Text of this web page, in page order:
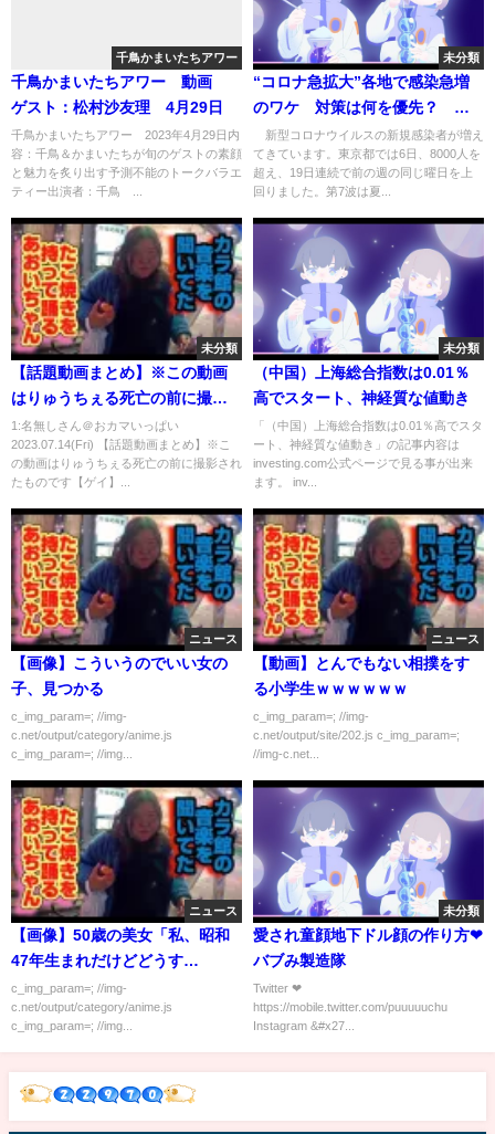
千鳥かまいたちアワー
千鳥かまいたちアワー 動画
ゲスト：松村沙友理 4月29日
千鳥かまいたちアワー 2023年4月29日内
容：千鳥＆かまいたちが旬のゲストの素顔
と魅力を炙り出す予測不能のトークバラエ
ティー出演者：千鳥 ...
未分類
“コロナ急拡大”各地で感染急増
のワケ 対策は何を優先？ 専
門家が解説(2022年7月6日)
新型コロナウイルスの新規感染者が増え
てきています。東京都では6日、8000人を
超え、19日連続で前の週の同じ曜日を上
回りました。第7波は夏...
未分類
【話題動画まとめ】※この動画
はりゅうちぇる死亡の前に撮影
されたものです【ゲイ】【tiktok
まとめ】
1:名無しさん＠おカマいっぱい
2023.07.14(Fri) 【話題動画まとめ】※こ
の動画はりゅうちぇる死亡の前に撮影され
たものです【ゲイ】...
未分類
（中国）上海総合指数は0.01％
高でスタート、神経質な値動き
「（中国）上海総合指数は0.01％高でスタ
ート、神経質な値動き」の記事内容は
investing.com公式ページで見る事が出来
ます。 inv...
ニュース
【画像】こういうのでいい女の
子、見つかる
c_img_param=; //img-
c.net/output/category/anime.js
c_img_param=; //img...
ニュース
【動画】とんでもない相撲をす
る小学生ｗｗｗｗｗｗ
c_img_param=; //img-
c.net/output/site/202.js c_img_param=;
//img-c.net...
ニュース
【画像】50歳の美女「私、昭和
47年生まれだけどどうす
る…？」
c_img_param=; //img-
c.net/output/category/anime.js
c_img_param=; //img...
未分類
愛され童顔地下ドル顔の作り方❤︎
バブみ製造隊
Twitter ❤︎
https://mobile.twitter.com/puuuuuchu
Instagram &#x27...